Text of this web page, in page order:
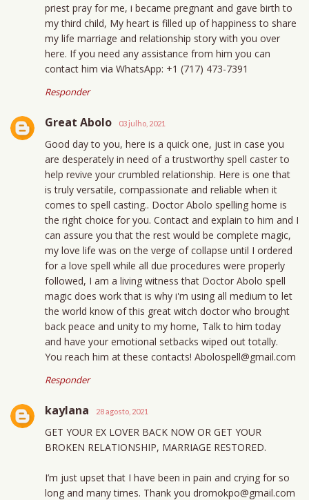
priest pray for me, i became pregnant and gave birth to
my third child, My heart is filled up of happiness to share
my life marriage and relationship story with you over
here. If you need any assistance from him you can
contact him via WhatsApp: +1 (717) 473-7391
Responder
Great Abolo 03 julho, 2021
Good day to you, here is a quick one, just in case you
are desperately in need of a trustworthy spell caster to
help revive your crumbled relationship. Here is one that
is truly versatile, compassionate and reliable when it
comes to spell casting.. Doctor Abolo spelling home is
the right choice for you. Contact and explain to him and I
can assure you that the rest would be complete magic,
my love life was on the verge of collapse until I ordered
for a love spell while all due procedures were properly
followed, I am a living witness that Doctor Abolo spell
magic does work that is why i'm using all medium to let
the world know of this great witch doctor who brought
back peace and unity to my home, Talk to him today
and have your emotional setbacks wiped out totally.
You reach him at these contacts! Abolospell@gmail.com
Responder
kaylana 28 agosto, 2021
GET YOUR EX LOVER BACK NOW OR GET YOUR
BROKEN RELATIONSHIP, MARRIAGE RESTORED.
I’m just upset that I have been in pain and crying for so
long and many times. Thank you dromokpo@gmail.com